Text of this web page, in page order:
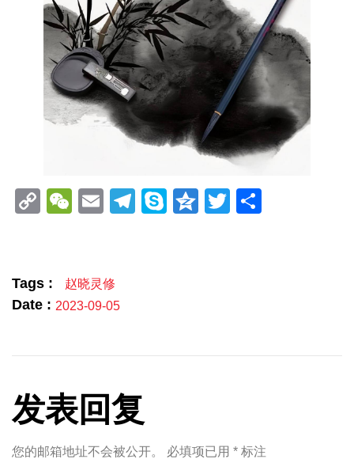
CopyWeChat
EmailTelegram
SkypeQzoneTwitter
Tags : 赵晓灵修
Date : 2023-09-05
发表回复
您的邮箱地址不会被公开。 必填项已用 * 标注